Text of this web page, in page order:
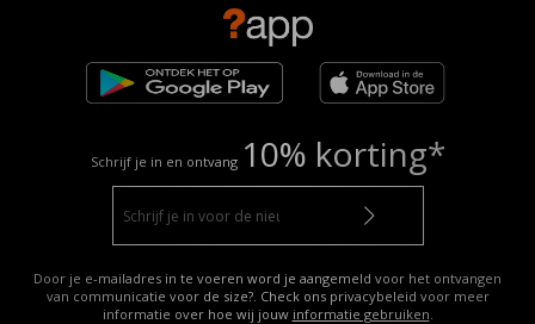
Schrijf je in en ontvang 10% korting*
Door je e-mailadres in te voeren word je aangemeld voor het ontvangen
van communicatie voor de size?. Check ons privacybeleid voor meer
informatie over hoe wij jouw informatie gebruiken.